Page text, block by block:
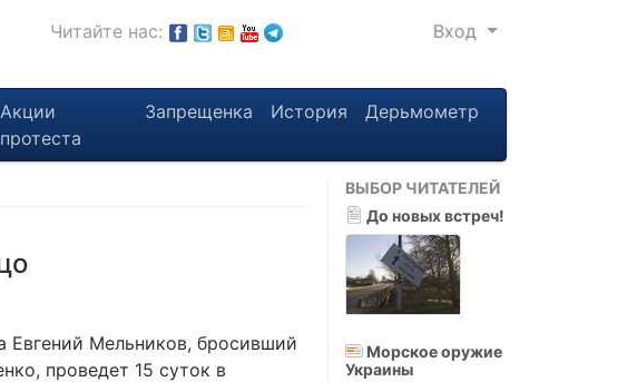
Читайте нас: Вход
Акции
протеста
Запрещенка История Дерьмометр
Евгений Мельников, бросивший
проведет 15 суток в
ВЫБОР ЧИТАТЕЛЕЙ
До новых встреч!
Морское оружие
Украины